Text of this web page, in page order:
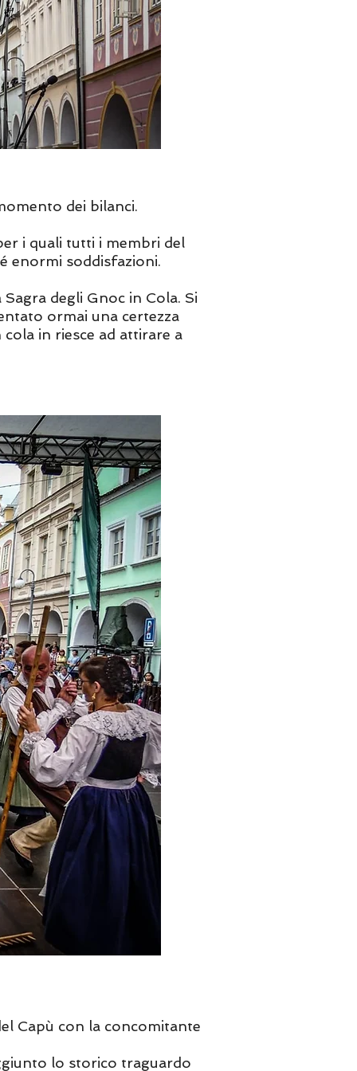
dei bilanci.
i quali tutti i membri del
enormi soddisfazioni.
degli Gnoc in Cola. Si
ormai una certezza
in riesce ad attirare a
Capù con la concomitante
lo storico traguardo